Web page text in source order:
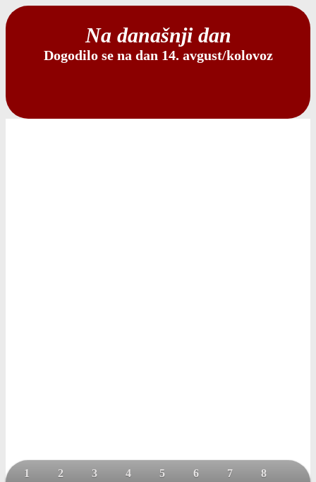
Na današnji dan
Dogodilo se na dan 14. avgust/kolovoz
1 2 3 4 5 6 7 8